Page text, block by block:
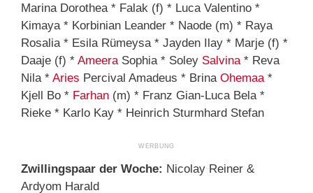
Marina Dorothea * Falak (f) * Luca Valentino *
Kimaya * Korbinian Leander * Naode (m) * Raya
Rosalia * Esila Rümeysa * Jayden Ilay * Marje (f) *
Daaje (f) * Ameera Sophia * Soley Salvina * Reva
Nila * Aries Percival Amadeus * Brina Ohemaa *
Kjell Bo * Farhan (m) * Franz Gian-Luca Bela *
Rieke * Karlo Kay * Heinrich Sturmhard Stefan
Zwillingspaar der Woche: Nicolay Reiner &
Ardyom Harald